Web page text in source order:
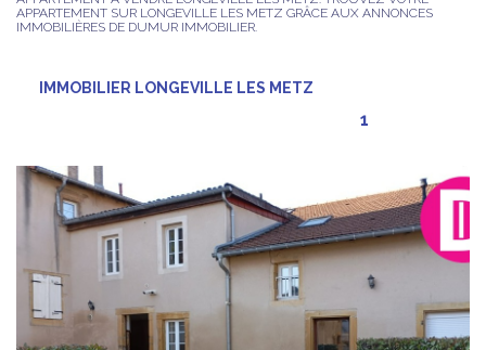
APPARTEMENT SUR LONGEVILLE LES METZ GRÂCE AUX ANNONCES
IMMOBILIÈRES DE DUMUR IMMOBILIER.
IMMOBILIER LONGEVILLE LES METZ
1